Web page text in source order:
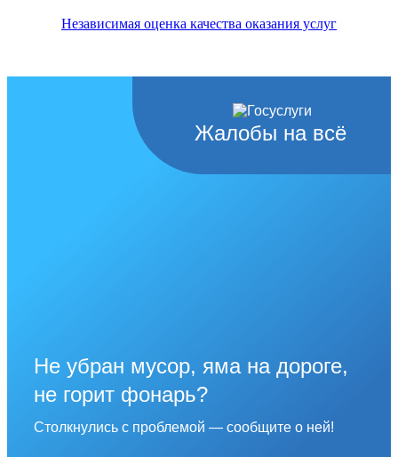
Независимая оценка качества оказания услуг
Жалобы на всё
Не убран мусор, яма на дороге,
не горит фонарь?
Столкнулись с проблемой — сообщите о ней!